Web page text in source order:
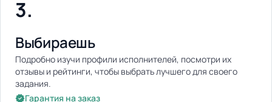
Выбираешь
Подробно изучи профили исполнителей, посмотри их
отзывы и рейтинги, чтобы выбрать лучшего для своего
задания.
Гарантия на заказ